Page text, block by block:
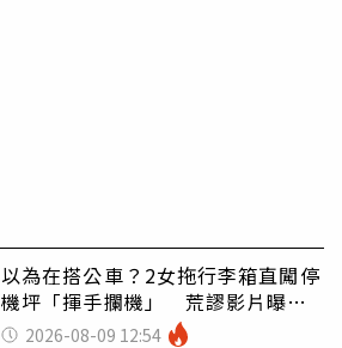
以為在搭公車？2女拖行李箱直闖停
機坪「揮手攔機」 荒謬影片曝網
傻眼2026-08-09 12:54